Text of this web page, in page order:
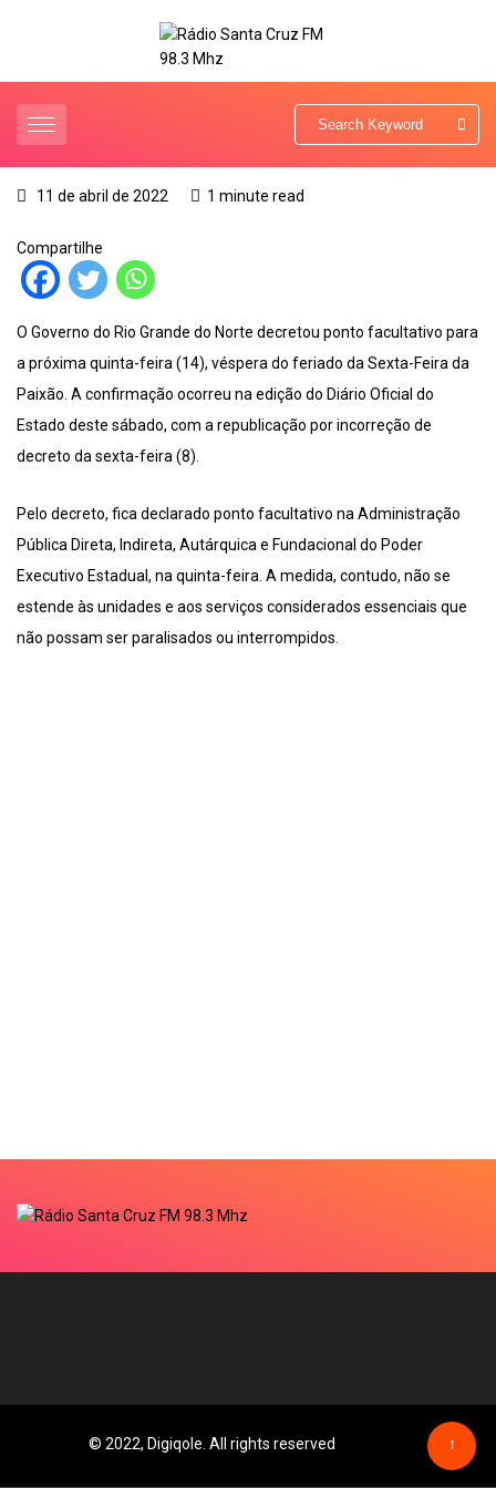
11 de abril de 2022 1 minute read
Compartilhe
O Governo do Rio Grande do Norte decretou ponto facultativo para
a próxima quinta-feira (14), véspera do feriado da Sexta-Feira da
Paixão. A confirmação ocorreu na edição do Diário Oficial do
Estado deste sábado, com a republicação por incorreção de
decreto da sexta-feira (8).
Pelo decreto, fica declarado ponto facultativo na Administração
Pública Direta, Indireta, Autárquica e Fundacional do Poder
Executivo Estadual, na quinta-feira. A medida, contudo, não se
estende às unidades e aos serviços considerados essenciais que
não possam ser paralisados ou interrompidos.
© 2022, Digiqole. All rights reserved ↑